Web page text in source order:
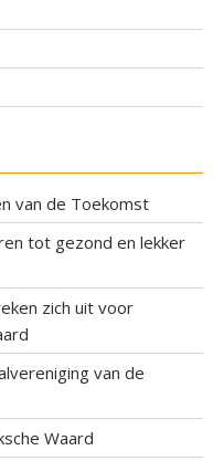
van de Toekomst
tot gezond en lekker
zich uit voor
van de
Waard